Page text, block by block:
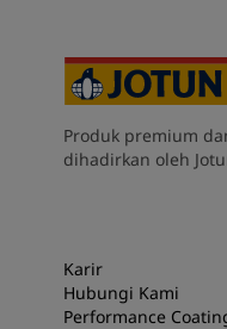
Produk premium
dihadirkan oleh
Karir
Hubungi Kami
Performance